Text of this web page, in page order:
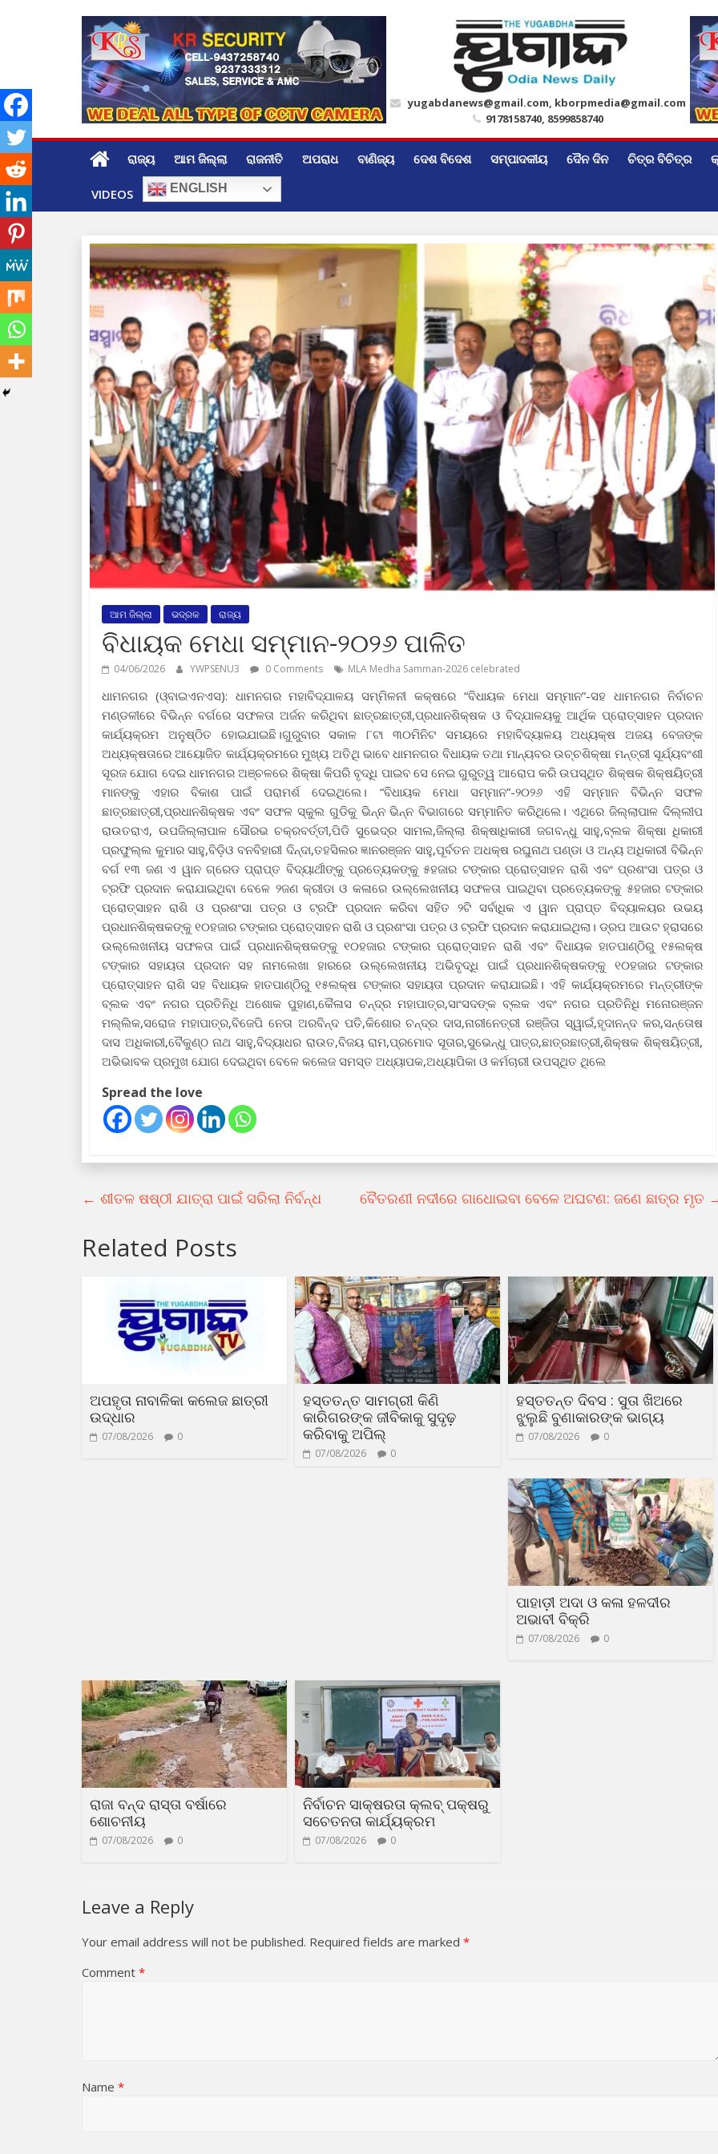
yugabdanews@gmail.com, kborpmedia@gmail.com
9178158740, 8599858740
ରାଜ୍ୟ ଆମ ଜିଲ୍ଲା ରାଜନୀତି ଅପରାଧ ବାଣିଜ୍ୟ ଦେଶ ବିଦେଶ ସମ୍ପାଦକୀୟ ଦୈନ ଦିନ ଚିତ୍ର ବିଚିତ୍ର
VIDEOS ENGLISH
ଆମ ଜିଲ୍ଲା ଭଦ୍ରକ ରାଜ୍ୟ
ବିଧାୟକ ମେଧା ସମ୍ମାନ-୨୦୨୬ ପାଳିତ
04/06/2026 YWPSENU3 0 Comments MLA Medha Samman-2026 celebrated
ଧାମନଗର (ଓ୍ବାଇଏନଏସ): ଧାମନଗର ମହାବିଦ୍ଯାଳୟ ସମ୍ମିଳନୀ କକ୍ଷରେ “ବିଧାୟକ ମେଧା ସମ୍ମାନ”-ସହ ଧାମନଗର ନିର୍ବାଚନ
ମଣ୍ଡଳୀରେ ବିଭିନ୍ନ ବର୍ଗରେ ସଫଳତା ଅର୍ଜନ କରିଥିବା ଛାତ୍ରଛାତ୍ରୀ,ପ୍ରଧାନଶିକ୍ଷକ ଓ ବିଦ୍ଯାଳୟକୁ ଆର୍ଥିକ ପ୍ରୋତ୍ସାହନ ପ୍ରଦାନ
କାର୍ଯ୍ୟକ୍ରମ ଅନୁଷ୍ଠିତ ହୋଇଯାଇଛି।ଗୁରୁବାର ସକାଳ ୮ଟା ୩୦ମିନିଟ ସମୟରେ ମହାବିଦ୍ୟାଳୟ ଅଧ୍ୟକ୍ଷ ଅଜୟ ବେଜଙ୍କ
ଅଧ୍ୟକ୍ଷତାରେ ଆୟୋଜିତ କାର୍ଯ୍ୟକ୍ରମରେ ମୁଖ୍ୟ ଅତିଥି ଭାବେ ଧାମନଗର ବିଧାୟକ ତଥା ମାନ୍ୟବର ଉଚ୍ଚଶିକ୍ଷା ମନ୍ତ୍ରୀ ସୂର୍ଯ୍ୟବଂଶୀ
ସୂରଜ ଯୋଗ ଦେଇ ଧାମନଗର ଅଞ୍ଚଳରେ ଶିକ୍ଷା କିପରି ବୃଦ୍ଧି ପାଇବ ସେ ନେଇ ଗୁରୁତ୍ୱ ଆରୋପ କରି ଉପସ୍ଥିତ ଶିକ୍ଷକ ଶିକ୍ଷୟିତ୍ରୀ
ମାନଙ୍କୁ ଏହାର ବିକାଶ ପାଇଁ ପରାମର୍ଶ ଦେଇଥିଲେ। “ବିଧାୟକ ମେଧା ସମ୍ମାନ”-୨୦୨୬ ଏହି ସମ୍ମାନ ବିଭିନ୍ନ ସଫଳ
ଛାତ୍ରଛାତ୍ରୀ,ପ୍ରଧାନଶିକ୍ଷକ ଏବଂ ସଫଳ ସ୍କୁଲ ଗୁଡିକୁ ଭିନ୍ନ ଭିନ୍ନ ବିଭାଗରେ ସମ୍ମାନିତ କରିଥିଲେ। ଏଥିରେ ଜିଲ୍ଲାପାଳ ଦିଲ୍ଲୀପ
ରାଉତରାଏ, ଉପଜିଲ୍ଲାପାଳ ସୌରଭ ଚକ୍ରବର୍ତ୍ତୀ,ପିଡି ସୁଭେଦ୍ର ସାମଲ,ଜିଲ୍ଲା ଶିକ୍ଷାଧିକାରୀ ଜଗବନ୍ଧୁ ସାହୁ,ବ୍ଲକ ଶିକ୍ଷା ଧିକାରୀ
ପ୍ରଫୁଲ୍ଲ କୁମାର ସାହୁ,ବିଡ଼ିଓ ବନବିହାରୀ ଦିନ୍ଦା,ତହସିଲର ଜ୍ଞାନରଞ୍ଜନ ସାହୁ,ପୂର୍ବତନ ଅଧକ୍ଷ ରଘୁନାଥ ପଣ୍ଡା ଓ ଅନ୍ୟ ଅଧିକାରୀ ବିଭିନ୍ନ
ବର୍ଗ ୧୩ ଜଣ ଏ ୱାନ ଗ୍ରେଡ ପ୍ରାପ୍ତ ବିଦ୍ୟାର୍ଥୀଙ୍କୁ ପ୍ରତ୍ୟେକଙ୍କୁ ୫ହଜାର ଟଙ୍କାର ପ୍ରୋତ୍ସାହନ ରାଶି ଏବଂ ପ୍ରଶଂସା ପତ୍ର ଓ
ଟ୍ରଫି ପ୍ରଦାନ କରାଯାଇଥିବା ବେଳେ ୨ଜଣ କ୍ରୀଡା ଓ କଳାରେ ଉଲ୍ଲେଖନୀୟ ସଫଳତା ପାଇଥିବା ପ୍ରତ୍ୟେକଙ୍କୁ ୫ହଜାର ଟଙ୍କାର
ପ୍ରୋତ୍ସାହନ ରାଶି ଓ ପ୍ରଶଂସା ପତ୍ର ଓ ଟ୍ରଫି ପ୍ରଦାନ କରିବା ସହିତ ୨ଟି ସର୍ବାଧିକ ଏ ୱାନ ପ୍ରାପ୍ତ ବିଦ୍ୟାଳୟର ଉଭୟ
ପ୍ରଧାନଶିକ୍ଷକଙ୍କୁ ୧୦ହଜାର ଟଙ୍କାର ପ୍ରୋତ୍ସାହନ ରାଶି ଓ ପ୍ରଶଂସା ପତ୍ର ଓ ଟ୍ରଫି ପ୍ରଦାନ କରାଯାଇଥିଲା। ଡ୍ରପ ଆଉଟ ହ୍ରାସରେ
ଉଲ୍ଲେଖନୀୟ ସଫଳତା ପାଇଁ ପ୍ରଧାନଶିକ୍ଷକଙ୍କୁ ୧୦ହଜାର ଟଙ୍କାର ପ୍ରୋତ୍ସାହନ ରାଶି ଏବଂ ବିଧାୟକ ହାତପାଣ୍ଠିରୁ ୧୫ଲକ୍ଷ
ଟଙ୍କାର ସହାୟତା ପ୍ରଦାନ ସହ ନାମଲେଖା ହାରରେ ଉଲ୍ଲେଖନୀୟ ଅଭିବୃଦ୍ଧି ପାଇଁ ପ୍ରଧାନଶିକ୍ଷକଙ୍କୁ ୧୦ହଜାର ଟଙ୍କାର
ପ୍ରୋତ୍ସାହନ ରାଶି ସହ ବିଧାୟକ ହାତପାଣ୍ଠିରୁ ୧୫ଲକ୍ଷ ଟଙ୍କାର ସହାୟତା ପ୍ରଦାନ କରାଯାଇଛି। ଏହି କାର୍ଯ୍ୟକ୍ରମରେ ମନ୍ତ୍ରୀଙ୍କ
ବ୍ଲକ ଏବଂ ନଗର ପ୍ରତିନିଧି ଅଶୋକ ପୁହାଣ,କୈଳାସ ଚନ୍ଦ୍ର ମହାପାତ୍ର,ସାଂସଦଙ୍କ ବ୍ଲକ ଏବଂ ନଗର ପ୍ରତିନିଧି ମନୋରଞ୍ଜନ
ମଲ୍ଲିକ,ସରୋଜ ମହାପାତ୍ର,ବିଜେପି ନେତା ଅରବିନ୍ଦ ପତି,କିଶୋର ଚନ୍ଦ୍ର ଦାସ,ନାରୀନେତ୍ରୀ ରଞ୍ଜିତା ସ୍ୱାଇଁ,ହୃଦାନନ୍ଦ କର,ସନ୍ତୋଷ
ଦାସ ଅଧିକାରୀ,ବୈକୁଣ୍ଠ ନାଥ ସାହୁ,ବିଦ୍ୟାଧର ରାଉତ,ବିଜୟ ରାମ,ପ୍ରମୋଦ ସୂତାର,ସୁଭେନ୍ଧୁ ପାତ୍ର,ଛାତ୍ରଛାତ୍ରୀ,ଶିକ୍ଷକ ଶିକ୍ଷୟିତ୍ରୀ,
ଅଭିଭାବକ ପ୍ରମୁଖ ଯୋଗ ଦେଇଥିବା ବେଳେ କଲେଜ ସମସ୍ତ ଅଧ୍ୟାପକ,ଅଧ୍ୟାପିକା ଓ କର୍ମଚାରୀ ଉପସ୍ଥିତ ଥିଲେ
Spread the love
← ଶୀତଳ ଷଷ୍ଠୀ ଯାତ୍ରା ପାଇଁ ସରିଲା ନିର୍ବନ୍ଧ ବୈତରଣୀ ନଦୀରେ ଗାଧୋଇବା ବେଳେ ଅଘଟଣ: ଜଣେ ଛାତ୍ର ମୃତ
Related Posts
ଅପହୃତା ନାବାଳିକା କଲେଜ ଛାତ୍ରୀ
ଉଦ୍ଧାର
07/08/2026 0
ହସ୍ତତନ୍ତ ସାମଗ୍ରୀ କିଣି
କାରିଗରଙ୍କ ଜୀବିକାକୁ ସୁଦୃଢ଼
କରିବାକୁ ଅପିଲ୍
07/08/2026 0
ହସ୍ତତନ୍ତ ଦିବସ : ସୁତା ଖିଅରେ
ଝୁଲୁଛି ବୁଣାକାରଙ୍କ ଭାଗ୍ୟ
07/08/2026 0
ପାହାଡ଼ୀ ଅଦା ଓ କଳା ହଳଦୀର
ଅଭାବୀ ବିକ୍ରି
07/08/2026 0
ରାଜା ବନ୍ଦ ରାସ୍ତା ବର୍ଷାରେ
ଶୋଚନୀୟ
07/08/2026 0
ନିର୍ବାଚନ ସାକ୍ଷରତା କ୍ଲବ୍ ପକ୍ଷରୁ
ସଚେତନତା କାର୍ଯ୍ୟକ୍ରମ
07/08/2026 0
Leave a Reply
Your email address will not be published. Required fields are marked *
Comment *
Name *